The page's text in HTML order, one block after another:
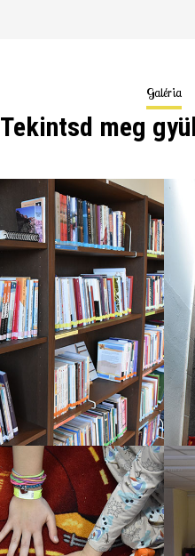
Galéria
Tekintsd meg